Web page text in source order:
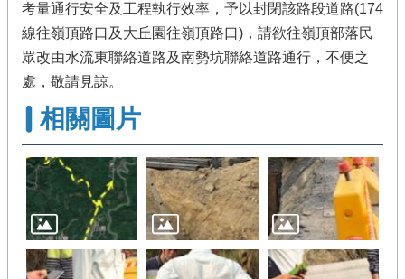
考量通行安全及工程執行效率，予以封閉該路段道路(174
線往嶺頂路口及大丘園往嶺頂路口)，請欲往嶺頂部落民
眾改由水流東聯絡道路及南勢坑聯絡道路通行，不便之
處，敬請見諒。
相關圖片